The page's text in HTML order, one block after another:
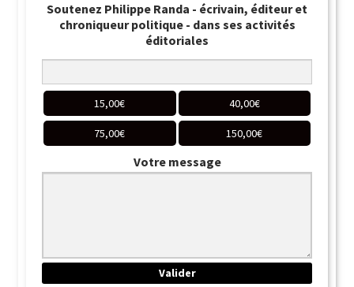
Soutenez Philippe Randa - écrivain, éditeur et
chroniqueur politique - dans ses activités
éditoriales
15,00€ 40,00€
75,00€ 150,00€
Votre message